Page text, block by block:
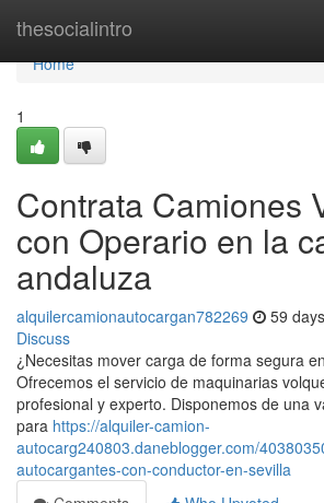
thesocialintro
Home
Home
1
Contrata Camiones
con Operario en la
andaluza
alquilercamionautocargan782269 59
Discuss
¿Necesitas mover carga de forma segura
Ofrecemos el servicio de maquinarias
profesional y experto. Disponemos de una
para https://alquiler-camion-
autocarg240803.daneblogger.com/
autocargantes-con-conductor-en-sevilla